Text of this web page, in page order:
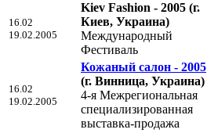
16.02
19.02.2005
Kiev Fashion - 2005 (г.
Киев, Украина)
Международный
Фестиваль
16.02
19.02.2005
Кожаный салон - 2005
(г. Винница, Украина)
4-я Межрегиональная
специализированная
выставка-продажа